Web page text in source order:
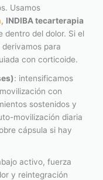
Usamos
, INDIBA tecarterapia
dentro del dolor. Si el
para
con corticoide.
: intensificamos
con
sostenidos y
movilización diaria
cápsula si hay
activo, fuerza
y reintegración